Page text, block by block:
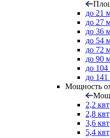
до 21
до 27
до 36
до 54
до 72
до 90
до
до
Мощность
2,2 квт
2,8 квт
3,6 квт
5,4 квт